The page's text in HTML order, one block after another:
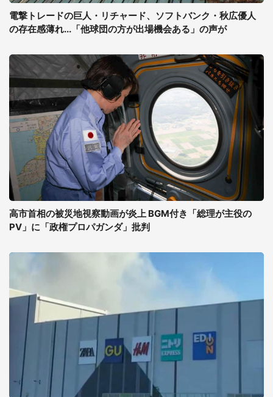
電撃トレードの巨人・リチャード、ソフトバンク・秋広優人
の存在感薄れ...「他球団の方が出場機会ある」の声が
高市首相の被災地視察動画が炎上 BGM付き「総理が主役の
PV」に「政権プロパガンダ」批判